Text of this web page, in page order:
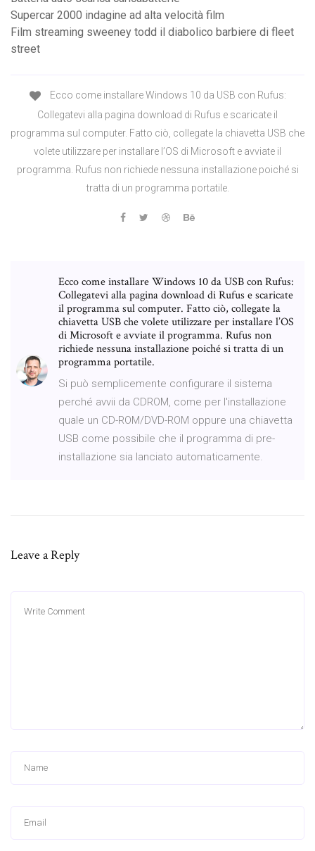
Supercar 2000 indagine ad alta velocità film
Film streaming sweeney todd il diabolico barbiere di fleet
street
Ecco come installare Windows 10 da USB con Rufus:
Collegatevi alla pagina download di Rufus e scaricate il
programma sul computer. Fatto ciò, collegate la chiavetta USB che
volete utilizzare per installare l’OS di Microsoft e avviate il
programma. Rufus non richiede nessuna installazione poiché si
tratta di un programma portatile.
Ecco come installare Windows 10 da USB con Rufus:
Collegatevi alla pagina download di Rufus e scaricate
il programma sul computer. Fatto ciò, collegate la
chiavetta USB che volete utilizzare per installare l’OS
di Microsoft e avviate il programma. Rufus non
richiede nessuna installazione poiché si tratta di un
programma portatile.
Si può semplicemente configurare il sistema
perché avvii da CDROM, come per l'installazione
quale un CD-ROM/DVD-ROM oppure una chiavetta
USB come possibile che il programma di pre-
installazione sia lanciato automaticamente.
Leave a Reply